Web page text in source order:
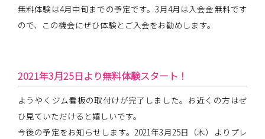
無料体験は4月中旬までの予定です。3月4月は入会金無料です
ので、この機会にぜひ体験とご入会をお勧めします。
2021年3月25日より無料体験スタート！
ようやくジム看板の取付けが完了しました。お近くの方はぜ
ひ見ていただけると嬉しいです。
今後の予定をお知らせします。2021年3月25日（木）よりプレ